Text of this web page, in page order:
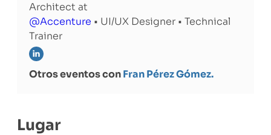
Architect at
@Accenture • UI/UX Designer • Technical
Trainer
Otros eventos conFran Pérez Gómez.
Lugar